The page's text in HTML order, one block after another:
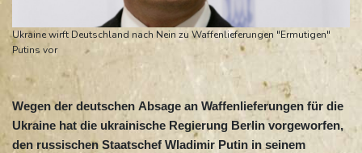
Ukraine wirft Deutschland nach Nein zu Waffenlieferungen "Ermutigen"
Putins vor
Wegen der deutschen Absage an Waffenlieferungen für die
Ukraine hat die ukrainische Regierung Berlin vorgeworfen,
den russischen Staatschef Wladimir Putin in seinem